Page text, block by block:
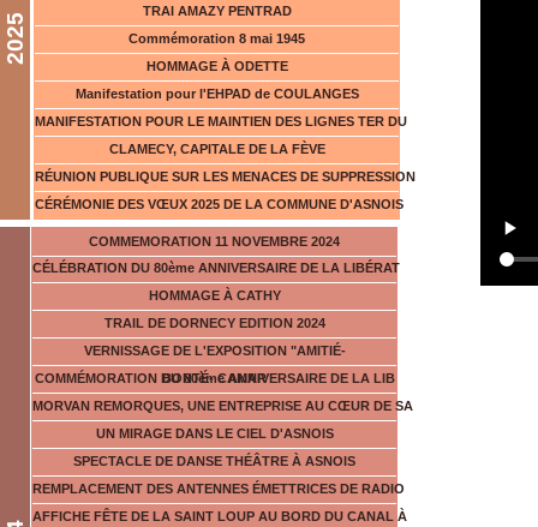
2025
TRAI AMAZY PENTRAD
Commémoration 8 mai 1945
HOMMAGE À ODETTE
Manifestation pour l'EHPAD de COULANGES
MANIFESTATION POUR LE MAINTIEN DES LIGNES TER DU
CLAMECY, CAPITALE DE LA FÈVE
RÉUNION PUBLIQUE SUR LES MENACES DE SUPPRESSION
CÉRÉMONIE DES VŒUX 2025 DE LA COMMUNE D'ASNOIS
COMMEMORATION 11 NOVEMBRE 2024
CÉLÉBRATION DU 80ème ANNIVERSAIRE DE LA LIBÉRAT
HOMMAGE À CATHY
TRAIL DE DORNECY EDITION 2024
VERNISSAGE DE L'EXPOSITION "AMITIÉ-
BONTÉ- CAMAR
COMMÉMORATION DU 80ème ANNIVERSAIRE DE LA LIB
MORVAN REMORQUES, UNE ENTREPRISE AU CŒUR DE SA
UN MIRAGE DANS LE CIEL D'ASNOIS
SPECTACLE DE DANSE THÉÂTRE À ASNOIS
REMPLACEMENT DES ANTENNES ÉMETTRICES DE RADIO
AFFICHE FÊTE DE LA SAINT LOUP AU BORD DU CANAL À